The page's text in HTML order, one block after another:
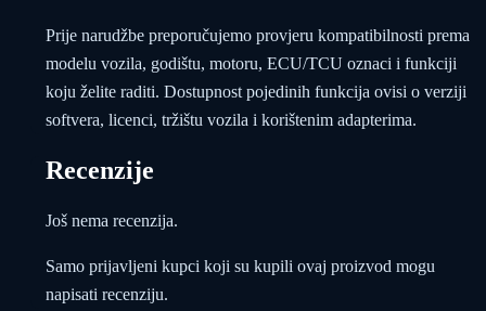
Prije narudžbe preporučujemo provjeru kompatibilnosti prema
modelu vozila, godištu, motoru, ECU/TCU oznaci i funkciji
koju želite raditi. Dostupnost pojedinih funkcija ovisi o verziji
softvera, licenci, tržištu vozila i korištenim adapterima.
Recenzije
Još nema recenzija.
Samo prijavljeni kupci koji su kupili ovaj proizvod mogu
napisati recenziju.